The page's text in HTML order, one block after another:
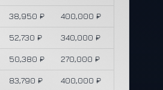
38,950 ₽ 400,000 ₽
52,730 ₽ 340,000 ₽
50,380 ₽ 270,000 ₽
83,790 ₽ 400,000 ₽